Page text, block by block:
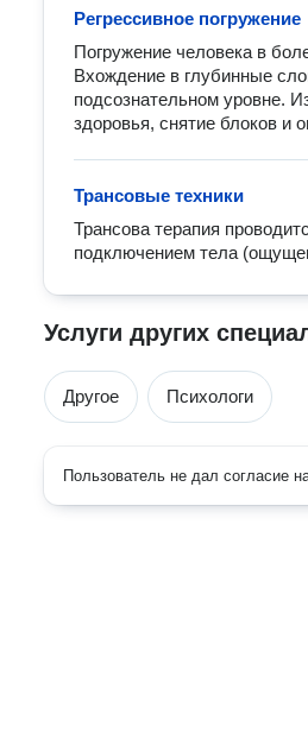
Регрессивное погружение
Погружение человека в
Вхождение в глубинные
подсознательном уровне.
здоровья, снятие блоков и
Трансовые техники
Трансова терапия
подключением тела
Услуги других
Другое Психологи
Пользователь не дал согласие